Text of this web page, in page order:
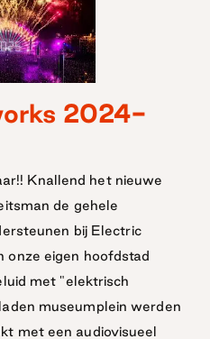
2025
2024-
Knallend het nieuwe
de gehele
bij Electric
eigen hoofdstad
met "elektrisch
museumplein werden
met een audiovisueel